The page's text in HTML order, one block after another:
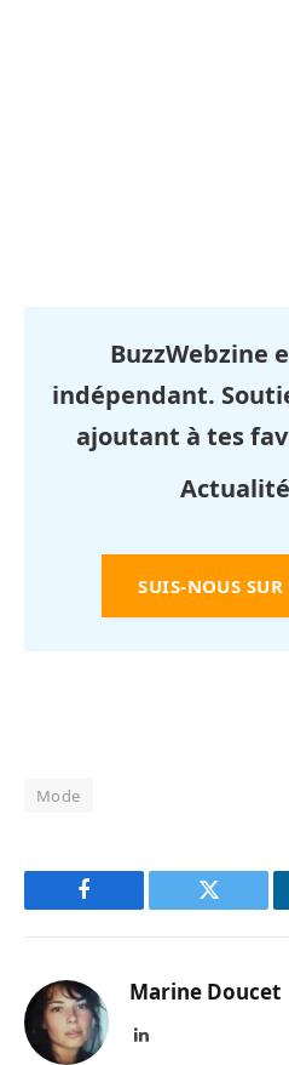
BuzzWebzine
indépendant.
ajoutant à tes
SUIS-NOUS SUR
Mode
Facebook Twitter
Marine Doucet
LinkedIn